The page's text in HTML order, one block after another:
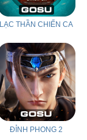
LẠC THẦN CHIẾN CA
ĐỈNH PHONG 2